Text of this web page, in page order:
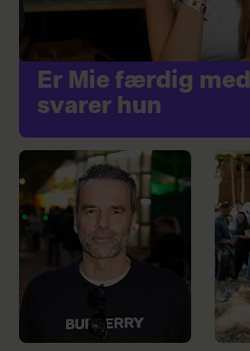
Er Mie færdig
svarer hun